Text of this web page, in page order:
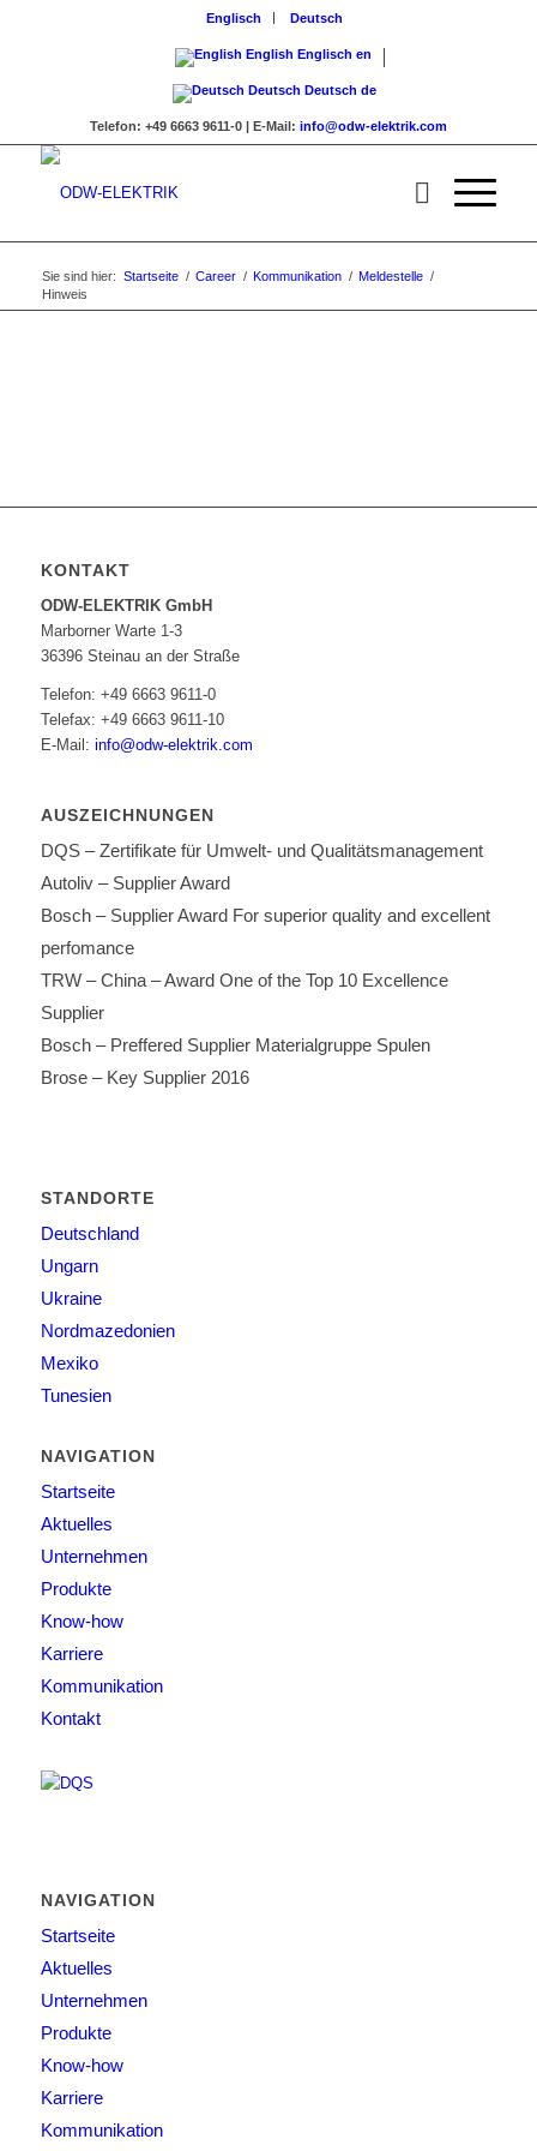
Englisch Deutsch
English Englisch en
Deutsch Deutsch de
Telefon: +49 6663 9611-0 | E-Mail: info@odw-elektrik.com
Sie sind hier: Startseite / Career / Kommunikation / Meldestelle /
Hinweis
KONTAKT
ODW-ELEKTRIK GmbH
Marborner Warte 1-3
36396 Steinau an der Straße
Telefon: +49 6663 9611-0
Telefax: +49 6663 9611-10
E-Mail: info@odw-elektrik.com
AUSZEICHNUNGEN
DQS – Zertifikate für Umwelt- und Qualitätsmanagement
Autoliv – Supplier Award
Bosch – Supplier Award For superior quality and excellent
perfomance
TRW – China – Award One of the Top 10 Excellence
Supplier
Bosch – Preffered Supplier Materialgruppe Spulen
Brose – Key Supplier 2016
STANDORTE
Deutschland
Ungarn
Ukraine
Nordmazedonien
Mexiko
Tunesien
NAVIGATION
Startseite
Aktuelles
Unternehmen
Produkte
Know-how
Karriere
Kommunikation
Kontakt
NAVIGATION
Startseite
Aktuelles
Unternehmen
Produkte
Know-how
Karriere
Kommunikation